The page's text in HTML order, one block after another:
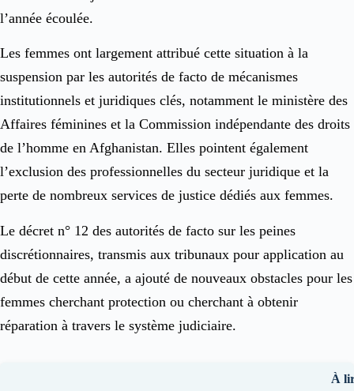
l’année écoulée.
Les femmes ont largement attribué cette situation à la
suspension par les autorités de facto de mécanismes
institutionnels et juridiques clés, notamment le ministère des
Affaires féminines et la Commission indépendante des droits
de l’homme en Afghanistan. Elles pointent également
l’exclusion des professionnelles du secteur juridique et la
perte de nombreux services de justice dédiés aux femmes.
Le décret n° 12 des autorités de facto sur les peines
discrétionnaires, transmis aux tribunaux pour application au
début de cette année, a ajouté de nouveaux obstacles pour les
femmes cherchant protection ou cherchant à obtenir
réparation à travers le système judiciaire.
À